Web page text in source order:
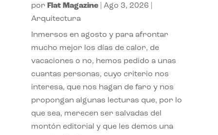
por Flat Magazine| Ago 3, 2026
Arquitectura
Inmersos en agosto y para afrontar
mucho mejor los días de calor, de
vacaciones o no, hemos pedido a unas
cuantas personas, cuyo criterio nos
interesa, que nos hagan de faro y nos
propongan algunas lecturas que, por lo
que sea, merecen ser salvadas del
montón editorial y que les demos una